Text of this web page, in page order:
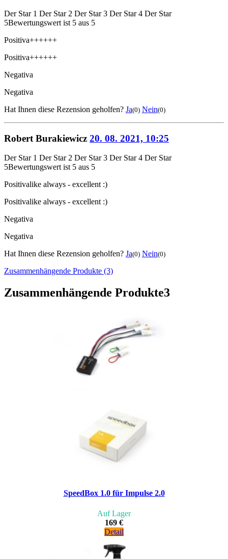
Der Star 1 Der Star 2 Der Star 3 Der Star 4 Der Star
5Bewertungswert ist 5 aus 5
Positiva++++++
Positiva++++++
Negativa
Negativa
Hat Ihnen diese Rezension geholfen? Ja(0) Nein(0)
Robert Burakiewicz 20. 08. 2021, 10:25
Der Star 1 Der Star 2 Der Star 3 Der Star 4 Der Star
5Bewertungswert ist 5 aus 5
Positivalike always - excellent :)
Positivalike always - excellent :)
Negativa
Negativa
Hat Ihnen diese Rezension geholfen? Ja(0) Nein(0)
Zusammenhängende Produkte (3)
Zusammenhängende Produkte3
SpeedBox 1.0 für Impulse 2.0
Auf Lager
169 €
Detail